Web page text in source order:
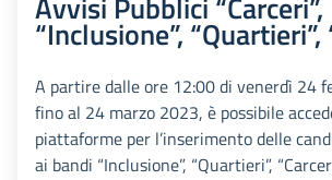
“Inclusione”, “Quartieri”,
A partire dalle ore 12:00 di venerdì 24
fino al 24 marzo 2023, è possibile
piattaforme per l’inserimento delle
ai bandi “Inclusione”, “Quartieri”,